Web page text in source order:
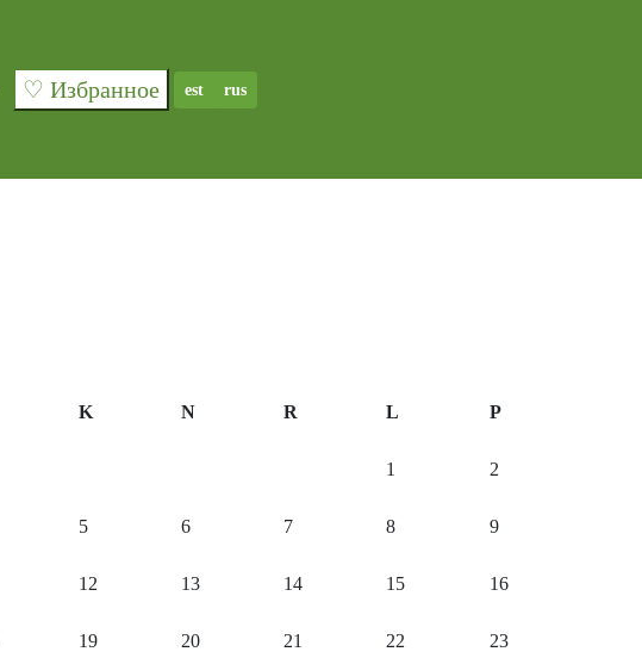
♡ Избранное est rus
K N R L P
1 2
5 6 7 8 9
12 13 14 15 16
19 20 21 22 23